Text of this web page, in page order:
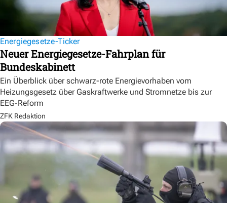
Energiegesetze-Ticker
Neuer Energiegesetze-Fahrplan für
Bundeskabinett
Ein Überblick über schwarz-rote Energievorhaben vom
Heizungsgesetz über Gaskraftwerke und Stromnetze bis zur
EEG-Reform
ZFK Redaktion